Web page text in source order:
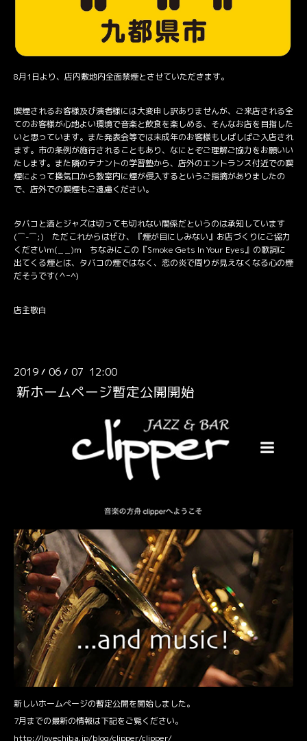
8月1日より、店内敷地内全面禁煙とさせていただきます。
喫煙されるお客様及び演者様には大変申し訳ありませんが、ご来店される全
てのお客様が心地よい環境で音楽と飲食を楽しめる、そんなお店を目指した
いと思っています。また発表会等では未成年のお客様もしばしばご入店され
ます。市の条例が施行されることもあり、なにとぞご理解ご協力をお願いい
たします。また隣のテナントの学習塾から、店外のエントランス付近での喫
煙によって換気口から教室内に煙が侵入するというご指摘がありましたの
で、店外での喫煙もご遠慮ください。
タバコと酒とジャズは切っても切れない関係だというのは承知しています
(⌒-⌒;) ただこれからはぜひ、『煙が目にしみない』お店づくりにご協力
くださいm(_ _)m ちなみにこの『Smoke Gets In Your Eyes』の歌詞に
出てくる煙とは、タバコの煙ではなく、恋の炎で周りが見えなくなる心の煙
だそうです(＾ｰ^)
店主敬白
2019 / 06 / 07 12:00
新ホームページ暫定公開開始
新しいホームページの暫定公開を開始しました。
7月までの最新の情報は下記をご覧ください。
http://lovechiba.jp/blog/clipper/clipper/